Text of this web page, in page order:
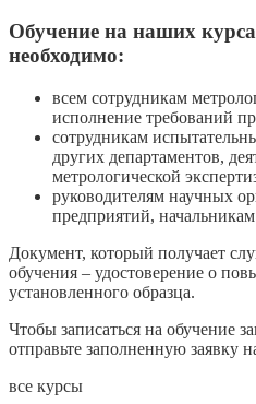
Обучение на наших
необходимо:
всем сотрудникам
исполнение требований
сотрудникам
других департаментов,
метрологической
руководителям научных
предприятий,
Документ, который получает
обучения – удостоверение о
установленного образца.
Чтобы записаться на обучение
отправьте заполненную заявку
все курсы